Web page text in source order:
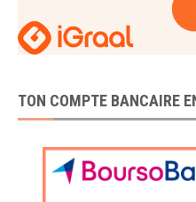
TON COMPTE BANCAIRE